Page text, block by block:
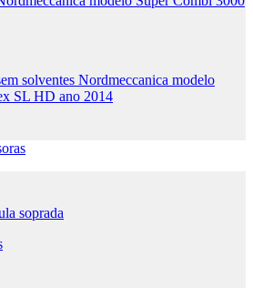
solventes Nordmeccanica modelo
SL HD ano 2014
soprada